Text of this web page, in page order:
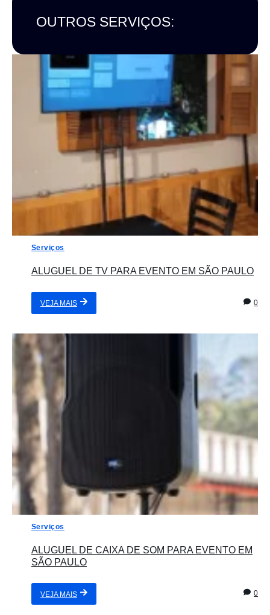
OUTROS SERVIÇOS:
Serviços
ALUGUEL DE TV PARA EVENTO EM SÃO PAULO
VEJA MAIS 0
Serviços
ALUGUEL DE CAIXA DE SOM PARA EVENTO EM
SÃO PAULO
VEJA MAIS 0